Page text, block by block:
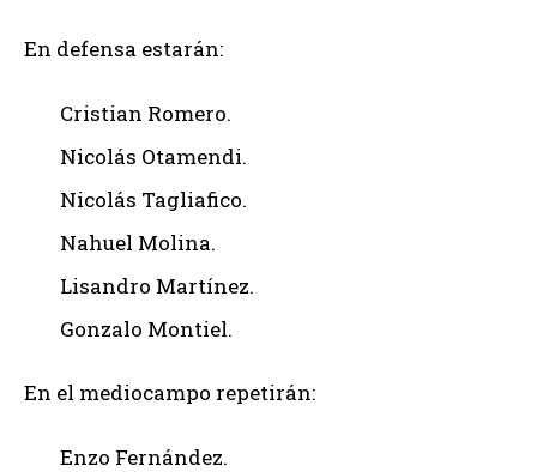
En defensa estarán:
Cristian Romero.
Nicolás Otamendi.
Nicolás Tagliafico.
Nahuel Molina.
Lisandro Martínez.
Gonzalo Montiel.
En el mediocampo repetirán:
Enzo Fernández.